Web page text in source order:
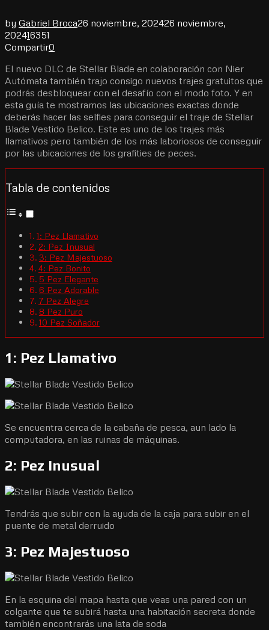
by Gabriel Broca26 noviembre, 202426 noviembre,
202416351
Compartir0
El nuevo DLC de Stellar Blade en colaboración con Nier
Autómata también trajo consigo nuevos trajes gratuitos que
podrás desbloquear con el desafío con el modo foto. Y en
esta guía te mostramos las ubicaciones exactas donde
deberás hacer las selfies para conseguir el traje de Stellar
Blade Vestido Belico. Este es uno de los trajes más
llamativos pero también de los más laboriosos de conseguir
por las ubicaciones de los grafities de peces.
Tabla de contenidos
1: Pez Llamativo
2: Pez Inusual
3: Pez Majestuoso
4: Pez Bonito
5 Pez Elegante
6 Pez Adorable
7 Pez Alegre
8 Pez Puro
10 Pez Soñador
1: Pez Llamativo
Se encuentra cerca de la cabaña de pesca, aun lado la
computadora, en las ruinas de máquinas.
2: Pez Inusual
Tendrás que subir con la ayuda de la caja para subir en el
puente de metal derruido
3: Pez Majestuoso
En la esquina del mapa hasta que veas una pared con un
colgante que te subirá hasta una habitación secreta donde
también encontrarás una lata de soda